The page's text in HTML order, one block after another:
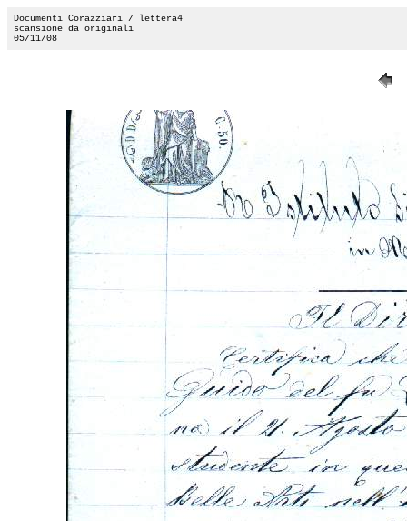
Documenti Corazziari / lettera4
scansione da originali
05/11/08